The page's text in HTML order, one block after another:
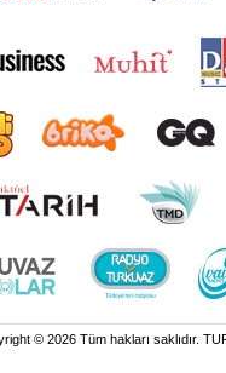
© 2026 Tüm hakları saklıdır.